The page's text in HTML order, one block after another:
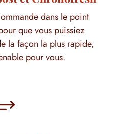
dans le point
que vous puissiez
la façon la plus rapide,
pour vous.